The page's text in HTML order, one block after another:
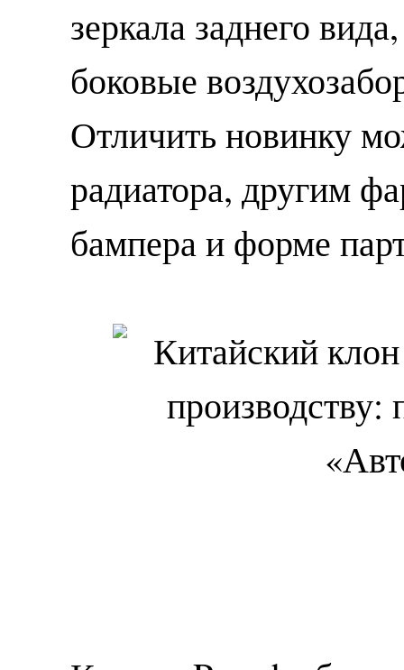
зеркала заднего
боковые
Отличить новинку
радиатора, другим
бампера и форме